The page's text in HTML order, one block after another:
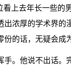
看上去年长一些
出浓厚的学术界的
份的话，无疑会
手。他说不出话。